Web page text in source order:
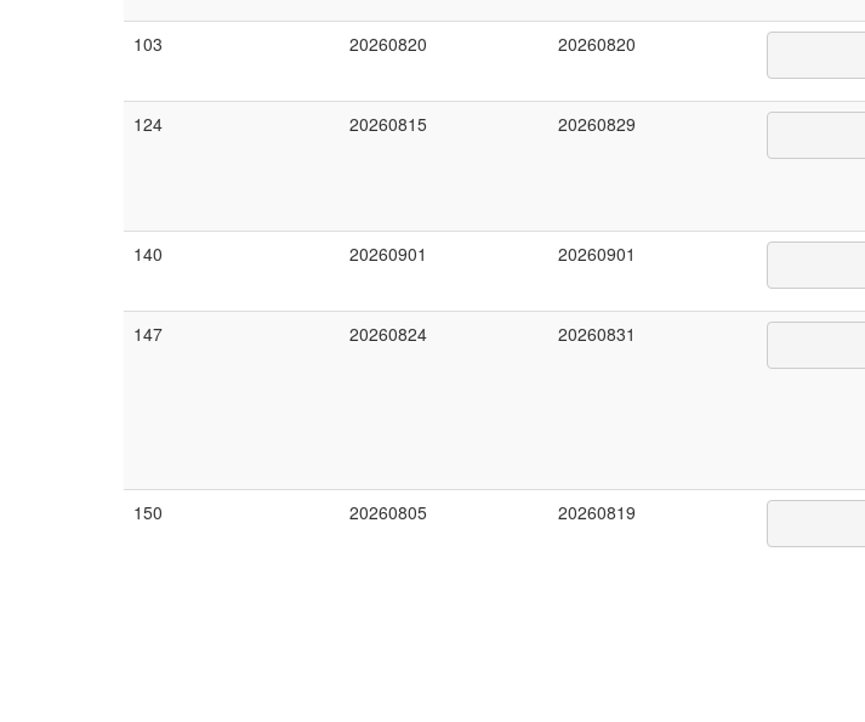
103 20260820 20260820
124 20260815 20260829
140 20260901 20260901
147 20260824 20260831
150 20260805 20260819